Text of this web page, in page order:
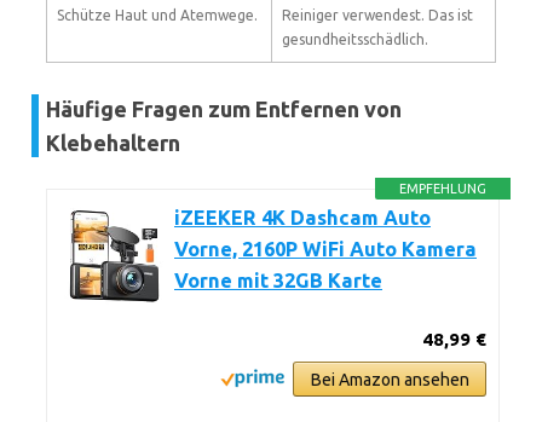
Schütze Haut und Atemwege.
Reiniger verwendest. Das ist
gesundheitsschädlich.
Häufige Fragen zum Entfernen von
Klebehaltern
EMPFEHLUNG
iZEEKER 4K Dashcam Auto
Vorne, 2160P WiFi Auto Kamera
Vorne mit 32GB Karte
48,99 €
Bei Amazon ansehen